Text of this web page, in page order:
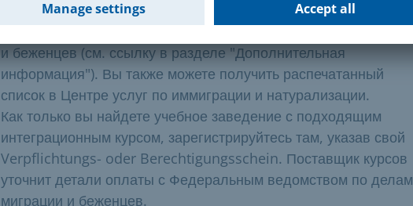
Найти провайдера интеграционных курсов в вашем регионе
можно на сайте Федерального ведомства по делам миграции
и беженцев (см. ссылку в разделе "Дополнительная
информация"). Вы также можете получить распечатанный
список в Центре услуг по иммиграции и натурализации.
Как только вы найдете учебное заведение с подходящим
интеграционным курсом, зарегистрируйтесь там, указав свой
Verpflichtungs- oder Berechtigungsschein. Поставщик курсов
уточнит детали оплаты с Федеральным ведомством по делам
миграции и беженцев.